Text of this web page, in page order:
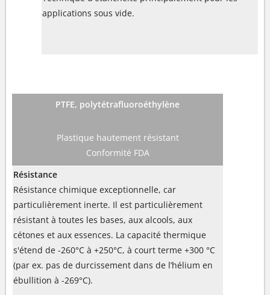
applications sous vide.
PTFE, polytétrafluoroéthylène
Plastique hautement résistant
Conformité FDA
Résistance
Résistance chimique exceptionnelle, car
particulièrement inerte. Il est particulièrement
résistant à toutes les bases, aux alcools, aux
cétones et aux essences. La capacité thermique
s'étend de -260°C à +250°C, à court terme +300 °C
(par ex. pas de durcissement dans de l’hélium en
ébullition à -269°C).